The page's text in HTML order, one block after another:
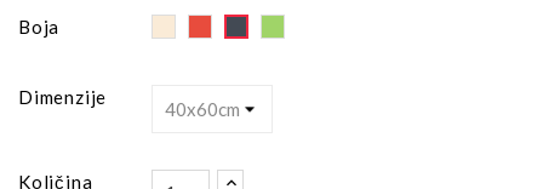
Boja Off
White
RedBlackGreen
Dimenzije
Količina